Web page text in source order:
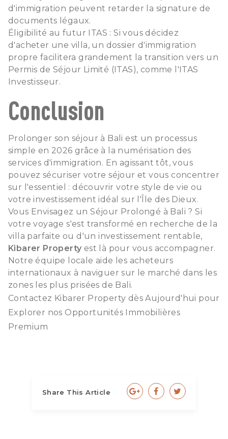
d'immigration peuvent retarder la signature de
documents légaux.
Éligibilité au futur ITAS : Si vous décidez
d'acheter une villa, un dossier d'immigration
propre facilitera grandement la transition vers un
Permis de Séjour Limité (ITAS), comme l'ITAS
Investisseur.
Conclusion
Prolonger son séjour à Bali est un processus
simple en 2026 grâce à la numérisation des
services d'immigration. En agissant tôt, vous
pouvez sécuriser votre séjour et vous concentrer
sur l'essentiel : découvrir votre style de vie ou
votre investissement idéal sur l'Île des Dieux.
Vous Envisagez un Séjour Prolongé à Bali ? Si
votre voyage s'est transformé en recherche de la
villa parfaite ou d'un investissement rentable,
Kibarer Property est là pour vous accompagner.
Notre équipe locale aide les acheteurs
internationaux à naviguer sur le marché dans les
zones les plus prisées de Bali.
Contactez Kibarer Property dès Aujourd'hui pour
Explorer nos Opportunités Immobilières
Premium
Share This Article